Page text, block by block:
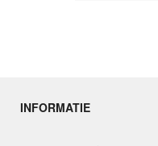
INFORMATIE